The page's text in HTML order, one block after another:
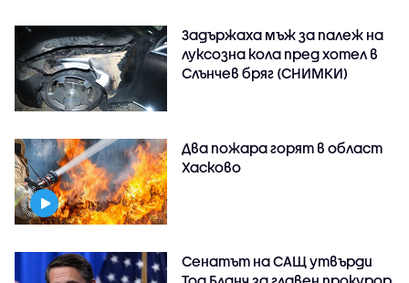
Задържаха мъж за палеж на
луксозна кола пред хотел в
Слънчев бряг (СНИМКИ)
Два пожара горят в област
Хасково
Сенатът на САЩ утвърди